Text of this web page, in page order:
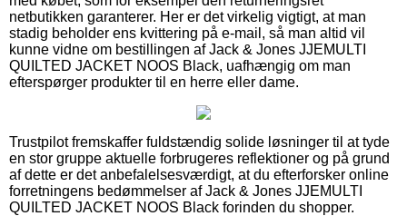
netbutikken garanterer. Her er det virkelig vigtigt, at man
stadig beholder ens kvittering på e-mail, så man altid vil
kunne vidne om bestillingen af Jack & Jones JJEMULTI
QUILTED JACKET NOOS Black, uafhængig om man
efterspørger produkter til en herre eller dame.
Trustpilot fremskaffer fuldstændig solide løsninger til at tyde
en stor gruppe aktuelle forbrugeres reflektioner og på grund
af dette er det anbefalelsesværdigt, at du efterforsker online
forretningens bedømmelser af Jack & Jones JJEMULTI
QUILTED JACKET NOOS Black forinden du shopper.